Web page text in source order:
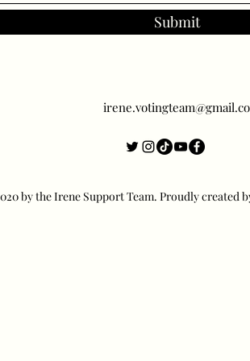
Submit
by the Irene Support Team. Proudly created